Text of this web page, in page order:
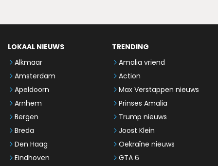
LOKAAL NIEUWS
Alkmaar
Amsterdam
Apeldoorn
Arnhem
Bergen
Breda
Den Haag
Eindhoven
TRENDING
Amalia vriend
Action
Max Verstappen nieuws
Prinses Amalia
Trump nieuws
Joost Klein
Oekraïne nieuws
GTA 6